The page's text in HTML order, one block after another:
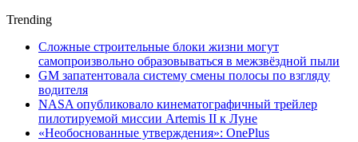
Trending
Сложные строительные блоки жизни могут
самопроизвольно образовываться в межзвёздной пыли
GM запатентовала систему смены полосы по взгляду
водителя
NASA опубликовало кинематографичный трейлер
пилотируемой миссии Artemis II к Луне
«Необоснованные утверждения»: OnePlus